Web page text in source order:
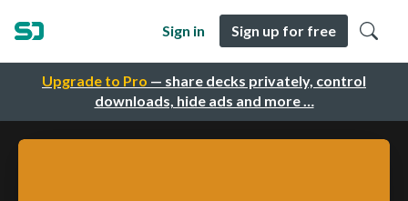
Upgrade to Pro — share decks privately, control
downloads, hide ads and more …
Sign in Sign up for free